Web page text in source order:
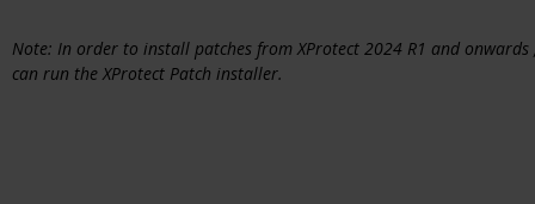
Note: In order to install patches from XProtect 2024 R1 and
can run the XProtect Patch installer.